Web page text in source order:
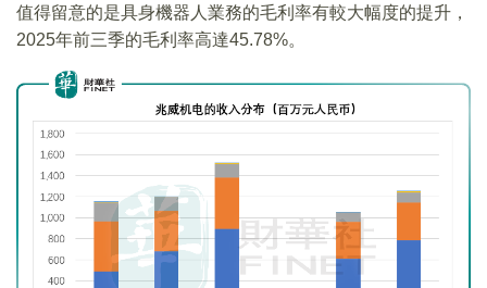
值得留意的是具身機器人業務的毛利率有較大幅度的提升，
2025年前三季的毛利率高達45.78%。